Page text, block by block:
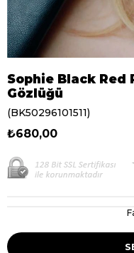
Sophie Black Red
Gözlüğü
(BK50296101511)
₺680,00